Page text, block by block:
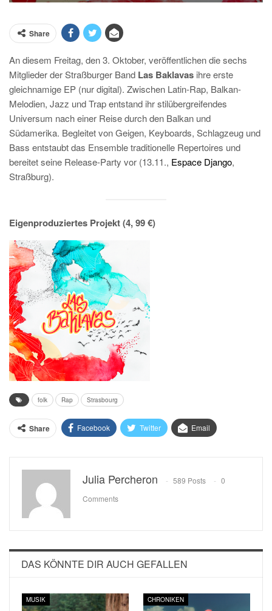
Share
An diesem Freitag, den 3. Oktober, veröffentlichen die sechs
Mitglieder der Straßburger Band Las Baklavas ihre erste
gleichnamige EP (nur digital). Zwischen Latin-Rap, Balkan-
Melodien, Jazz und Trap entstand ihr stilübergreifendes
Universum nach einer Reise durch den Balkan und
Südamerika. Begleitet von Geigen, Keyboards, Schlagzeug und
Bass entstaubt das Ensemble traditionelle Repertoires und
bereitet seine Release-Party vor (13.11., Espace Django,
Straßburg).
Eigenproduziertes Projekt(4, 99 €)
folk Rap Strasbourg
Share Facebook Twitter Email
Julia Percheron 589 Posts
0
Comments
DAS KÖNNTE DIR AUCH GEFALLEN
MUSIK CHRONIKEN